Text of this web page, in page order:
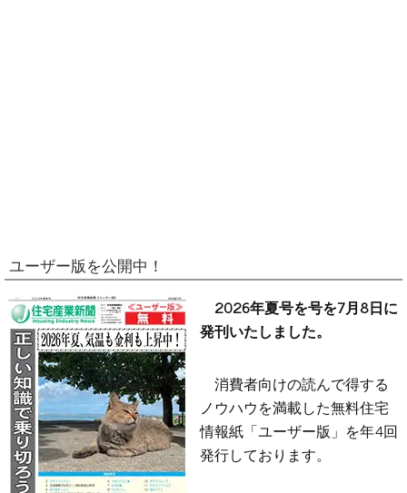
ユーザー版を公開中！
2026年夏号を号を7月8日に
発刊いたしました。
消費者向けの読んで得する
ノウハウを満載した無料住宅
情報紙「ユーザー版」を年4回
発行しております。